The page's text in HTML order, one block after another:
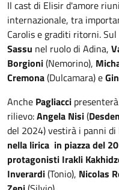
Il cast di Elisir d'amore
internazionale, tra
Carolis e graditi ritorni.
Sassu nel ruolo di Adina,
Borgioni(Nemorino),
Cremona(Dulcamara) e
Anche Pagliacci
rilievo:Angela Nisi(
del 2024) vestirà i panni di
nella lirica in piazza del
protagonisti Irakli
Inverardi(Tonio), Nicolas